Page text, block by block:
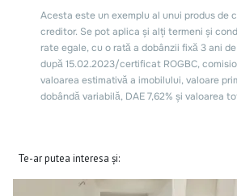
Te-ar putea interesa și: